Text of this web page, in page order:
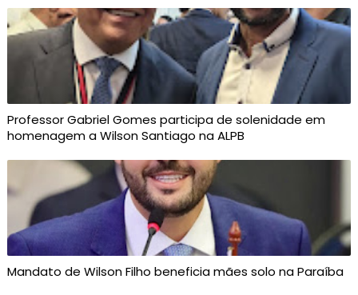
Professor Gabriel Gomes participa de solenidade em
homenagem a Wilson Santiago na ALPB
Mandato de Wilson Filho beneficia mães solo na Paraíba